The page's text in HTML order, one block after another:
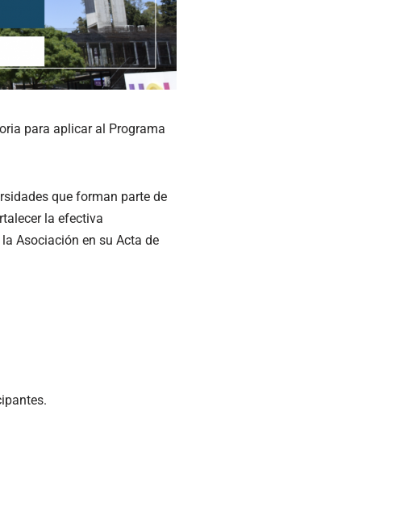
para aplicar al Programa
que forman parte de
la efectiva
Asociación en su Acta de